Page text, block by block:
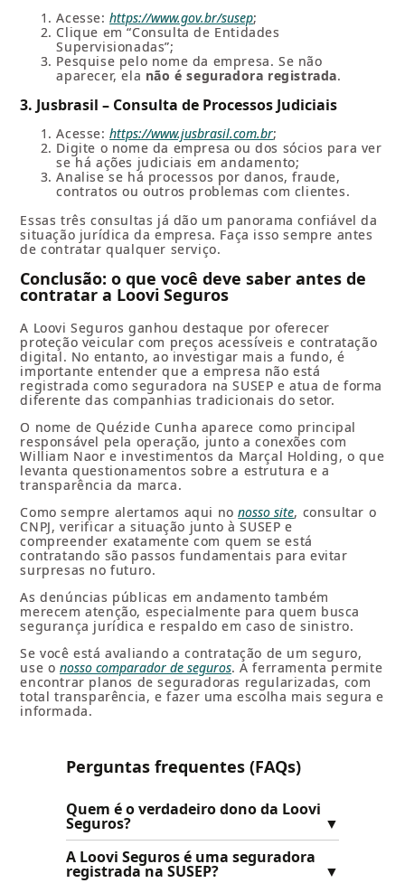
Acesse:https://www.gov.br/susep;
Clique em “Consulta de Entidades
Supervisionadas”;
Pesquise pelo nome da empresa. Se não
aparecer, ela não é seguradora registrada.
3. Jusbrasil – Consulta de Processos Judiciais
Acesse:https://www.jusbrasil.com.br;
Digite o nome da empresa ou dos sócios para ver
se há ações judiciais em andamento;
Analise se há processos por danos, fraude,
contratos ou outros problemas com clientes.
Essas três consultas já dão um panorama confiável da
situação jurídica da empresa. Faça isso sempre antes
de contratar qualquer serviço.
Conclusão: o que você deve saber antes de
contratar a Loovi Seguros
A Loovi Seguros ganhou destaque por oferecer
proteção veicular com preços acessíveis e contratação
digital. No entanto, ao investigar mais a fundo, é
importante entender que a empresa não está
registrada como seguradora na SUSEP e atua de forma
diferente das companhias tradicionais do setor.
O nome de Quézide Cunha aparece como principal
responsável pela operação, junto a conexões com
William Naor e investimentos da Marçal Holding, o que
levanta questionamentos sobre a estrutura e a
transparência da marca.
Como sempre alertamos aqui nonosso site, consultar o
CNPJ, verificar a situação junto à SUSEP e
compreender exatamente com quem se está
contratando são passos fundamentais para evitar
surpresas no futuro.
As denúncias públicas em andamento também
merecem atenção, especialmente para quem busca
segurança jurídica e respaldo em caso de sinistro.
Se você está avaliando a contratação de um seguro,
use onosso comparador de seguros. A ferramenta permite
encontrar planos de seguradoras regularizadas, com
total transparência, e fazer uma escolha mais segura e
informada.
Perguntas frequentes (FAQs)
Quem é o verdadeiro dono da Loovi
Seguros?
A Loovi Seguros é uma seguradora
registrada na SUSEP?